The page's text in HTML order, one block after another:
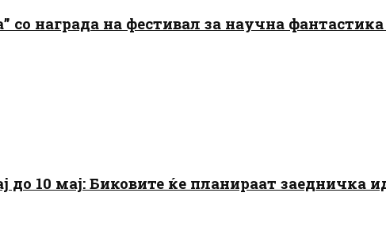
со награда на фестивал за научна
до 10 мај: Биковите ќе планираат заедничка